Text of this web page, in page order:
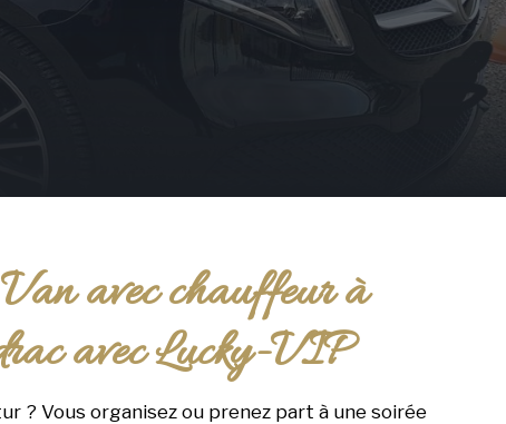
avec chauffeur à
avec Lucky-VIP
? Vous organisez ou prenez part à une soirée